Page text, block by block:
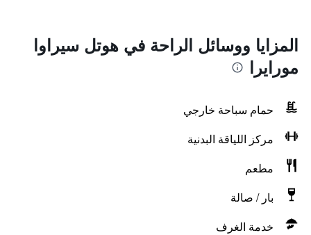
المزايا ووسائل الراحة في هوتل سيراوا
مورايرا
حمام سباحة خارجي
مركز اللياقة البدنية
مطعم
بار / صالة
خدمة الغرف